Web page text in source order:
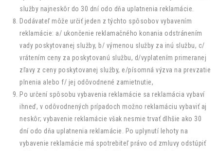
služby najneskôr do 30 dní odo dňa uplatnenia reklamácie.
Dodávateľ môže určiť jeden z týchto spôsobov vybavením
reklamácie: a/ ukončenie reklamačného konania odstránením
vady poskytovanej služby, b/ výmenou služby za inú službu, c/
vrátením ceny za poskytovanú službu, d/vyplatením primeranej
zľavy z ceny poskytovanej služby, e/písomná výzva na prevzatie
plnenia alebo f/ jej odôvodnené zamietnutie,
Po určení spôsobu vybavenia reklamácie sa reklamácia vybaví
ihneď, v odôvodnených prípadoch možno reklamáciu vybaviť aj
neskôr; vybavenie reklamácie však nesmie trvať dlhšie ako 30
dní odo dňa uplatnenia reklamácie. Po uplynutí lehoty na
vybavenie reklamácie má spotrebiteľ právo od zmluvy odstúpiť